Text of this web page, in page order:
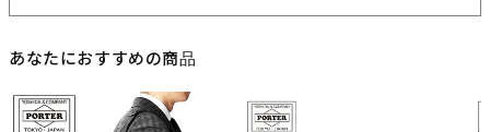
あなたにおすすめの商品